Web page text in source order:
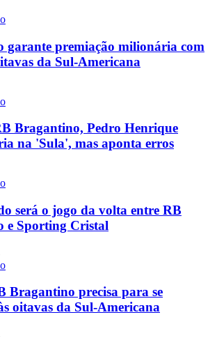
garante premiação milionária com
da Sul-Americana
Bragantino, Pedro Henrique
na 'Sula', mas aponta erros
será o jogo da volta entre RB
e Sporting Cristal
Bragantino precisa para se
oitavas da Sul-Americana